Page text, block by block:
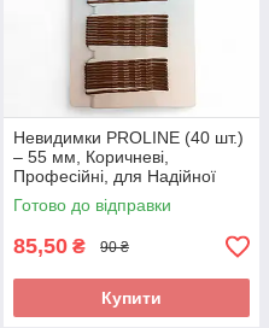
Невидимки PROLINE (40 шт.)
– 55 мм, Коричневі,
Професійні, для Надійної
Фіксації. Арт Н55К
Готово до відправки
85,50 ₴ 90 ₴
Купити